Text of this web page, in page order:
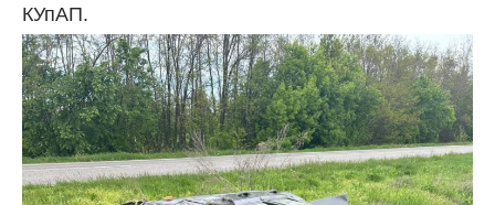
КУпАП.